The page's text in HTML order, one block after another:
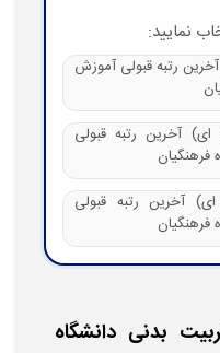
نمایید:
ای) آخرین رتبه قبولی آموزش
ای (30 دقیقه ای) آخرین رتبه قبولی
فرهنگیان
(45 دقیقه ای) آخرین رتبه قبولی
فرهنگیان
بدنی دانشگاه